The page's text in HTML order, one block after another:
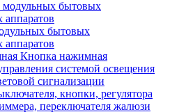
бытовых
Кнопка нажимная
системой освещения
сигнализации